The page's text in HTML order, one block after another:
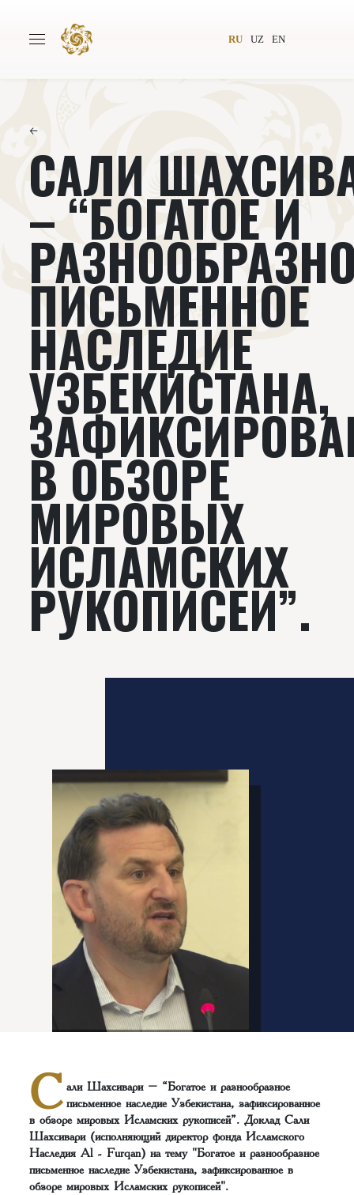
RU UZ EN
Всемирное общество
Издательство
Проекты
Книги Видеолекторий
←
САЛИ
– “БОГАТОЕ И
ПИСЬМЕННОЕ
НАСЛЕДИЕ
УЗБЕКИСТАНА,
В ОБЗОРЕ
МИРОВЫХ
ИСЛАМСКИХ
РУКОПИСЕЙ”.
С али Шахсивари – “Богатое и разнообразное
письменное наследие Узбекистана, зафиксированное
в обзоре мировых Исламских рукописей”. Доклад Сали
Шахсивари (исполняющий директор фонда Исламского
Наследия Al - Furqan) на тему "Богатое и разнообразное
письменное наследие Узбекистана, зафиксированное в
обзоре мировых Исламских рукописей".